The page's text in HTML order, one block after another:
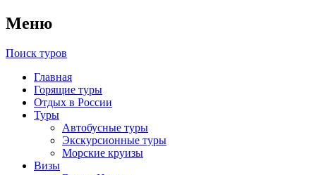
Меню
Поиск туров
Главная
Горящие туры
Отдых в России
Туры
Автобусные туры
Экскурсионные туры
Морские круизы
Визы